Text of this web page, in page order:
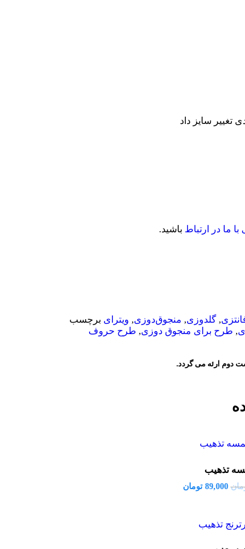
تغییر سایز داد
با ما در ارتباط باشید.
, گلدوزی, منجوق‌دوزی, ویترای برچسب
, طرح برای منجوق دوزی, طرح حروف
دوم ارئه می گردد.
تذهیب
89,000 تومان